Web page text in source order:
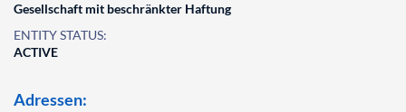
Gesellschaft mit beschränkter Haftung
ENTITY STATUS:
ACTIVE
Adressen: